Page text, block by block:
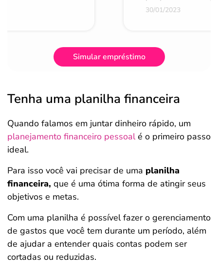
30/01/2023
Simular empréstimo
Tenha uma planilha financeira
Quando falamos em juntar dinheiro rápido, um
planejamento financeiro pessoalé o primeiro passo
ideal.
Para isso você vai precisar de uma planilha
financeira, que é uma ótima forma de atingir seus
objetivos e metas.
Com uma planilha é possível fazer o gerenciamento
de gastos que você tem durante um período, além
de ajudar a entender quais contas podem ser
cortadas ou reduzidas.